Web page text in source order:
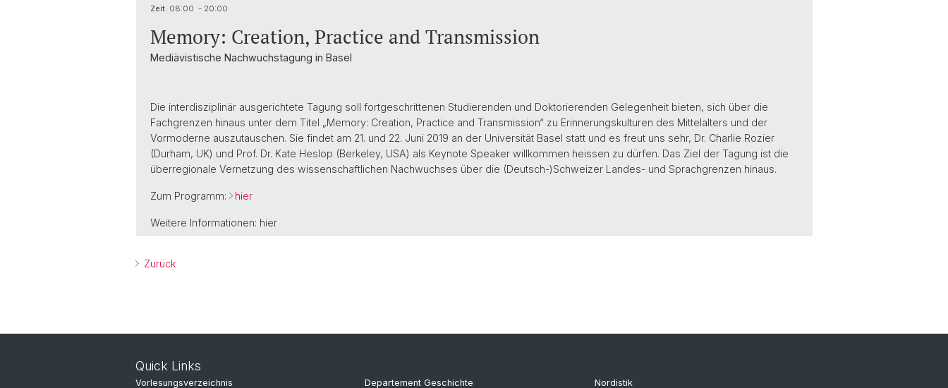
Zeit: 08:00 - 20:00
Memory: Creation, Practice and Transmission
Mediävistische Nachwuchstagung in Basel
Die interdisziplinär ausgerichtete Tagung soll fortgeschrittenen Studierenden und Doktorierenden Gelegenheit bieten, sich über die
Fachgrenzen hinaus unter dem Titel „Memory: Creation, Practice and Transmission“ zu Erinnerungskulturen des Mittelalters und der
Vormoderne auszutauschen. Sie findet am 21. und 22. Juni 2019 an der Universität Basel statt und es freut uns sehr, Dr. Charlie Rozier
(Durham, UK) und Prof. Dr. Kate Heslop (Berkeley, USA) als Keynote Speaker willkommen heissen zu dürfen. Das Ziel der Tagung ist die
überregionale Vernetzung des wissenschaftlichen Nachwuchses über die (Deutsch-)Schweizer Landes- und Sprachgrenzen hinaus.
Zum Programm: hier
Weitere Informationen: hier
Zurück
Quick Links
Vorlesungsverzeichnis Departement Geschichte Nordistik